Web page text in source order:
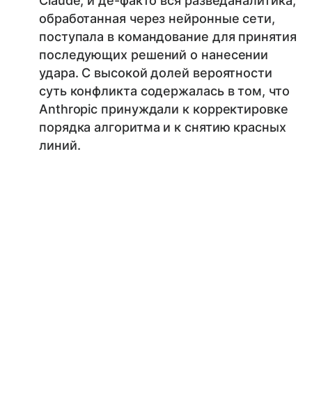
обработанная через нейронные сети,
поступала в командование для принятия
последующих решений о нанесении
удара. С высокой долей вероятности
суть конфликта содержалась в том, что
Anthropic принуждали к корректировке
порядка алгоритма и к снятию красных
линий.